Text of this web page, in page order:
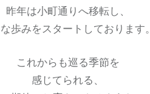
昨年は小町通りへ移転し、
歩みをスタートしております。
これからも巡る季節を
感じてられる、